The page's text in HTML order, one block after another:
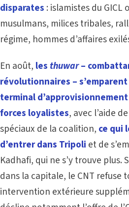
disparates : islamistes du GICL
musulmans, milices tribales,
régime, hommes d’affaires
En août, les thuwar–
révolutionnaires –
terminal
forces loyalistes, avec l’aide
spéciaux de la coalition, ce qui
d’entrer dans Tripoli et de
Kadhafi, qui ne s’y trouve plus.
dans la capitale, le CNT refuse
intervention extérieure